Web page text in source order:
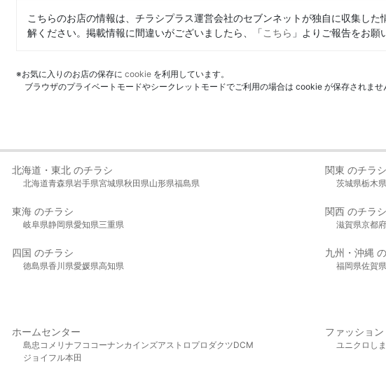
こちらのお店の情報は、チラシプラス運営会社のセブンネットが独自に収集し
解ください。掲載情報に間違いがございましたら、「こちら 」よりご報告をお願
※お気に入りのお店の保存に cookie を利用しています。
ブラウザのプライベートモードやシークレットモードでご利用の場合は cookie が保存されませ
北海道・東北 のチラシ
北海道青森県岩手県宮城県秋田県山形県福島県
関東 のチラシ
茨城県栃木県
東海 のチラシ
岐阜県静岡県愛知県三重県
関西 のチラシ
滋賀県京都府
四国 のチラシ
徳島県香川県愛媛県高知県
九州・沖縄
福岡県佐賀県
ホームセンター
島忠 コメリ ナフコ コーナンカインズアストロプロダクツDCM
ジョイフル本田
ファッション
ユニクロ し